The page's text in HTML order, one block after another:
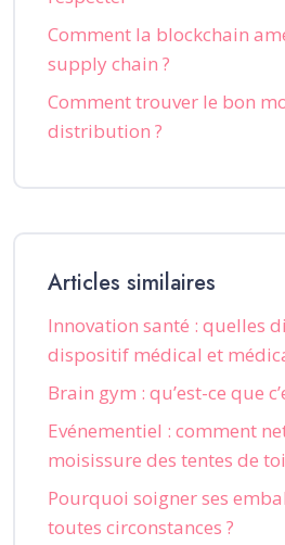
Comment la blockchain
supply chain ?
Comment trouver le bon
distribution ?
Articles similaires
Innovation santé : quelles
dispositif médical et
Brain gym : qu’est-ce que
Evénementiel : comment
moisissure des tentes de
Pourquoi soigner ses
toutes circonstances ?